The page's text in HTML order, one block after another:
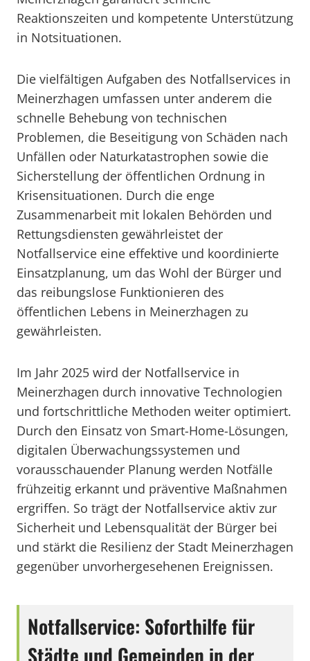
Reaktionszeiten und kompetente Unterstützung
in Notsituationen.
Die vielfältigen Aufgaben des Notfallservices in
Meinerzhagen umfassen unter anderem die
schnelle Behebung von technischen
Problemen, die Beseitigung von Schäden nach
Unfällen oder Naturkatastrophen sowie die
Sicherstellung der öffentlichen Ordnung in
Krisensituationen. Durch die enge
Zusammenarbeit mit lokalen Behörden und
Rettungsdiensten gewährleistet der
Notfallservice eine effektive und koordinierte
Einsatzplanung, um das Wohl der Bürger und
das reibungslose Funktionieren des
öffentlichen Lebens in Meinerzhagen zu
gewährleisten.
Im Jahr 2025 wird der Notfallservice in
Meinerzhagen durch innovative Technologien
und fortschrittliche Methoden weiter optimiert.
Durch den Einsatz von Smart-Home-Lösungen,
digitalen Überwachungssystemen und
vorausschauender Planung werden Notfälle
frühzeitig erkannt und präventive Maßnahmen
ergriffen. So trägt der Notfallservice aktiv zur
Sicherheit und Lebensqualität der Bürger bei
und stärkt die Resilienz der Stadt Meinerzhagen
gegenüber unvorhergesehenen Ereignissen.
Notfallservice: Soforthilfe für
Städte und Gemeinden in der